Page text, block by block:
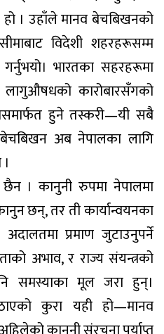
। उहाँले मानव बेचबिखनको
विदेशी शहरहरूसम्म
भारतका सहरहरूमा
कारोबारसँगको
हुने तस्करी—यी सबै
अब नेपालका लागि
छैन । कानुनी रुपमा नेपालमा
छन्, तर ती कार्यान्वयनका
प्रमाण जुटाउनुपर्ने
अभाव, र राज्य संयन्त्रको
समस्याका मूल जरा हुन्।
कुरा यही हो—मानव